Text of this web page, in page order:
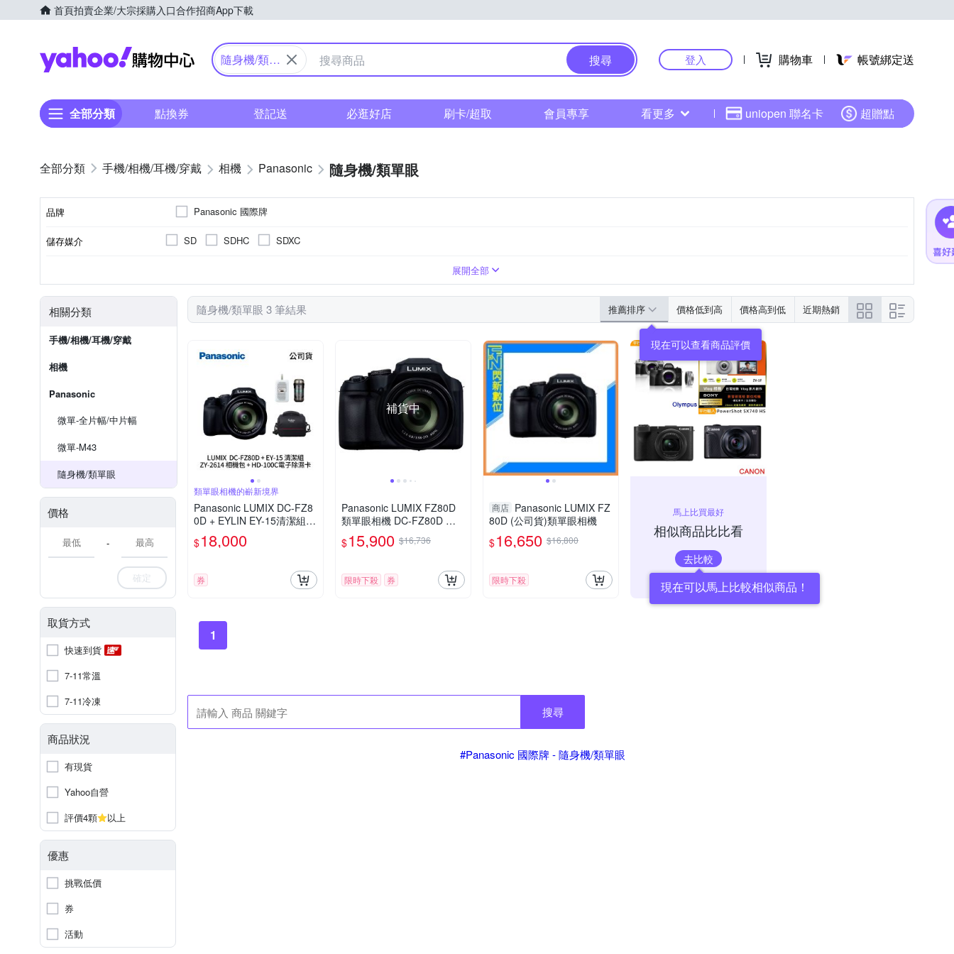
首頁拍賣企業/大宗採購入口合作招商App下載
Yahoo購物中心
隨身機/類單
搜尋 登入 購物車 帳號綁定送
全部分類 點換券 登記送 必逛好店 刷卡/超取 會員專享 看更多 uniopen 聯名卡 超贈點
手機/相機/耳機/穿戴 相機 Panasonic 隨身機/類單眼
品牌 Panasonic 國際牌
儲存媒介 SD SDHC SDXC
展開全部
相關分類
手機/相機/耳機/穿戴
相機
Panasonic
微單-全片幅/中片幅
微單-M43
隨身機/類單眼
價格
-
確定
取貨方式
快速到貨
7-11常溫
7-11冷凍
商品狀況
有現貨
Yahoo自營
評價4顆
以上
優惠
挑戰低價
券
活動
隨身機/類單眼 3 筆結果 推薦排序 價格低到高 價格高到低 近期熱銷
現在可以查看商品評價
類單眼相機的嶄新境界
Panasonic LUMIX DC-FZ8
0D + EYLIN EY-15清潔組 +
SunLight ZY-2614相機包 +
EirMai 銳瑪 HD-100C電子
$18,000
券
補貨中
Panasonic LUMIX FZ80D
類單眼相機 DC-FZ80D 公
司貨
$15,900 $16,736
限時下殺 券
商店 Panasonic LUMIX FZ
80D (公司貨)類單眼相機
$16,650 $16,800
限時下殺
馬上比買最好
相似商品比比看
去比較
現在可以馬上比較相似商品！
1
搜尋
#Panasonic 國際牌 - 隨身機/類單眼